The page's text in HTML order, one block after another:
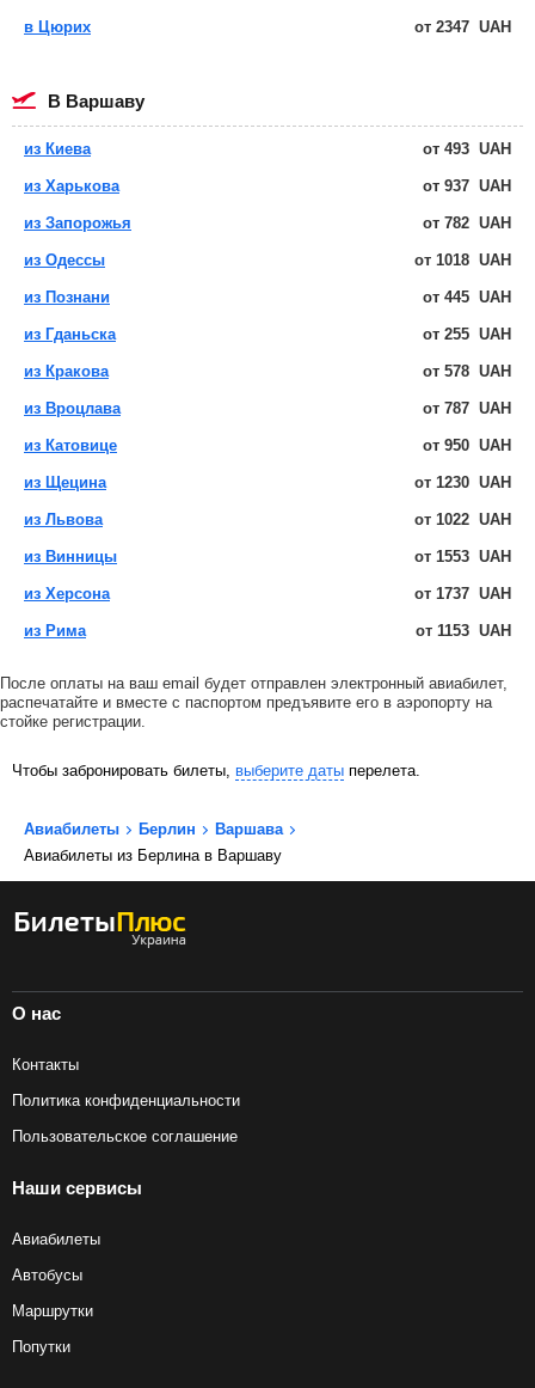
в Цюрих от 2347 UAH
в Варшаву
из Киева от 493 UAH
из Харькова от 937 UAH
из Запорожья от 782 UAH
из Одессы от 1018 UAH
из Познани от 445 UAH
из Гданьска от 255 UAH
из Кракова от 578 UAH
из Вроцлава от 787 UAH
из Катовице от 950 UAH
из Щецина от 1230 UAH
из Львова от 1022 UAH
из Винницы от 1553 UAH
из Херсона от 1737 UAH
из Рима от 1153 UAH
После оплаты на ваш email будет отправлен электронный авиабилет,
распечатайте и вместе с паспортом предъявите его в аэропорту на
стойке регистрации.
Чтобы забронировать билеты, выберите даты перелета.
Авиабилеты Берлин
Варшава
Авиабилеты из Берлина в Варшаву
О нас
Контакты
Политика конфиденциальности
Пользовательское соглашение
Наши сервисы
Авиабилеты
Автобусы
Маршрутки
Попутки